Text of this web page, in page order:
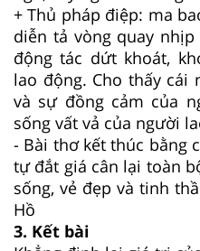
+ Thủ pháp điệp: ma
diễn tả vòng quay
động tác dứt khoát,
lao động. Cho thấy
và sự đồng cảm của
sống vất vả của người
- Bài thơ kết thúc bằng
tự đắt giá cân lại toàn
sống, vẻ đẹp và tinh
Hồ
3. Kết bài